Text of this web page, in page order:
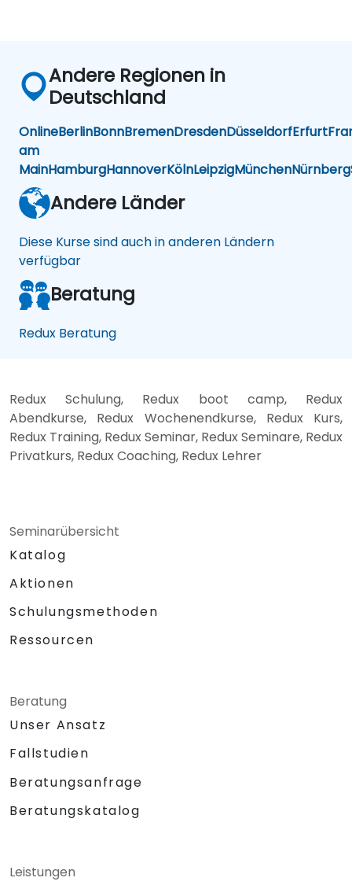
Andere Regionen in
Deutschland
OnlineBerlinBonnBremenDresdenDüsseldorfErfurt
am
MainHamburgHannoverKölnLeipzigMünchenNürnberg
Andere Länder
Diese Kurse sind auch in anderen Ländern
verfügbar
Beratung
Redux Beratung
Redux Schulung, Redux boot camp, Redux
Abendkurse, Redux Wochenendkurse, Redux Kurs,
Redux Training, Redux Seminar, Redux Seminare, Redux
Privatkurs, Redux Coaching, Redux Lehrer
Seminarübersicht
Katalog
Aktionen
Schulungsmethoden
Ressourcen
Beratung
Unser Ansatz
Fallstudien
Beratungsanfrage
Beratungskatalog
Leistungen